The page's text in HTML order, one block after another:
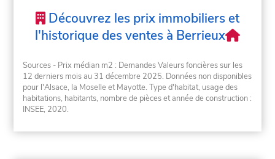
Découvrez les prix immobiliers et
l'historique des ventes à Berrieux
Sources - Prix médian m2 : Demandes Valeurs foncières sur les
12 derniers mois au 31 décembre 2025. Données non disponibles
pour l'Alsace, la Moselle et Mayotte. Type d'habitat, usage des
habitations, habitants, nombre de pièces et année de construction :
INSEE, 2020.